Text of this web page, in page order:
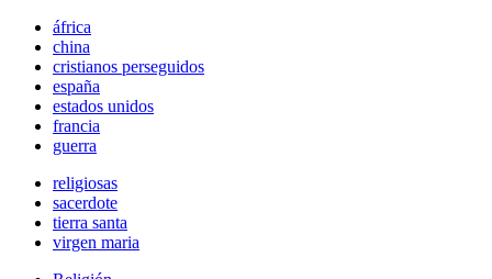
áfrica
china
cristianos perseguidos
españa
estados unidos
francia
guerra
religiosas
sacerdote
tierra santa
virgen maria